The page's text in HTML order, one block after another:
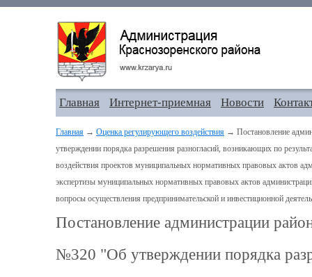
Главная Интернет-приемная Новости
Главная → Оценка регулирующего воздействия → Постановление
утверждении порядка разрешения разногласий, возникающих по
воздействия проектов муниципальных нормативных правовых актов
экспертизы муниципальных нормативных правовых актов
вопросы осуществления предпринимательской и инвестиционной
Постановление администрации
№320 "Об утверждении порядка